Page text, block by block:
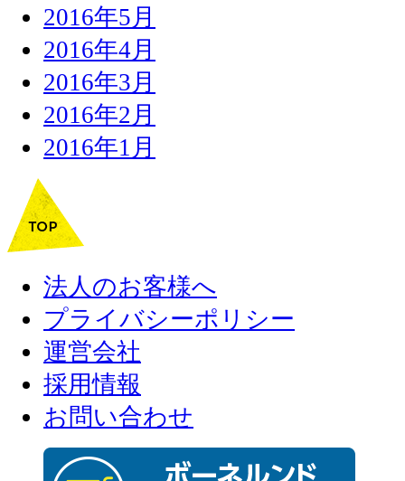
2016年5月
2016年4月
2016年3月
2016年2月
2016年1月
法人のお客様へ
プライバシーポリシー
運営会社
採用情報
お問い合わせ